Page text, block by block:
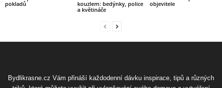
pokladů
kouzlem: bedýnky, police
a květináče
objevitele
Bydlikrasne.cz Vám přináší každodenní dávku inspirace, tipů a různých